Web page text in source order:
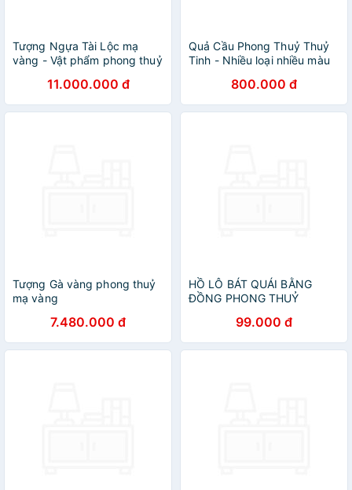
Tượng Ngựa Tài Lộc mạ
vàng - Vật phẩm phong thuỷ
11.000.000 đ
Quả Cầu Phong Thuỷ Thuỷ
Tinh - Nhiều loại nhiều màu
800.000 đ
Tượng Gà vàng phong thuỷ
mạ vàng
7.480.000 đ
HỒ LÔ BÁT QUÁI BẰNG
ĐỒNG PHONG THUỶ
99.000 đ